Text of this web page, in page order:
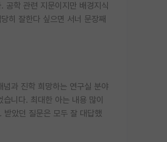
공학 관련 지문이지만 배경지식
히 잘한다 싶으면 서너 문장째
과 진학 희망하는 연구실 분야
니다. 최대한 아는 내용 많이
았던 질문은 모두 잘 대답했